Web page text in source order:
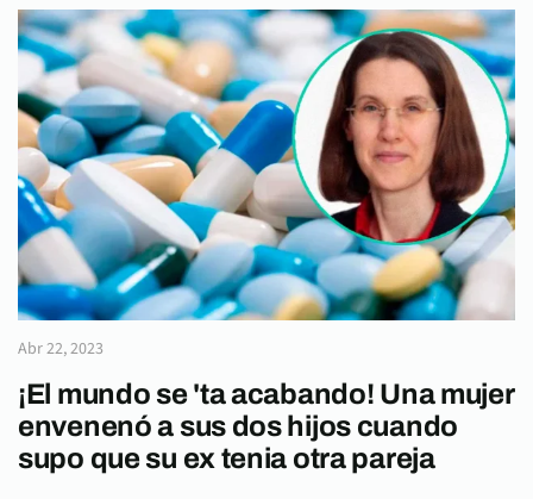
Abr 22, 2023
¡El mundo se 'ta acabando! Una mujer
envenenó a sus dos hijos cuando
supo que su ex tenia otra pareja